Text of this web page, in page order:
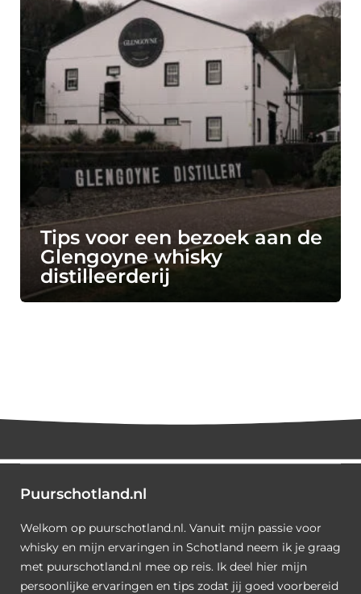
Tips voor een bezoek aan de
Glengoyne whisky
distilleerderij
Puurschotland.nl
Welkom op puurschotland.nl. Vanuit mijn passie voor
whisky en mijn ervaringen in Schotland neem ik je graag
met puurschotland.nl mee op reis. Ik deel hier mijn
persoonlijke ervaringen en tips zodat jij goed voorbereid